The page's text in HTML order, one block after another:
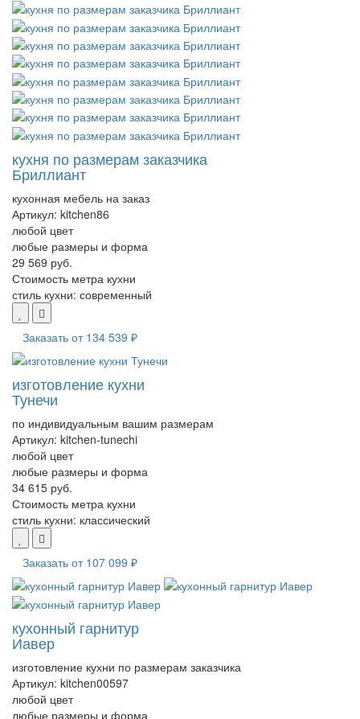
кухня по размерам заказчика
Бриллиант
кухонная мебель на заказ
Артикул: kitchen86
любой цвет
любые размеры и форма
29 569 руб.
Стоимость метра кухни
стиль кухни: современный
Заказать от 134 539 ₽
изготовление кухни
Тунечи
по индивидуальным вашим размерам
Артикул: kitchen-tunechi
любой цвет
любые размеры и форма
34 615 руб.
Стоимость метра кухни
стиль кухни: классический
Заказать от 107 099 ₽
кухонный гарнитур
Иавер
изготовление кухни по размерам заказчика
Артикул: kitchen00597
любой цвет
любые размеры и форма